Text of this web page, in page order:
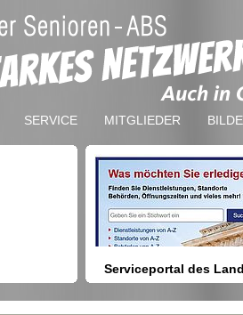
SERVICE MITGLIEDER
Serviceportal des
Berlin